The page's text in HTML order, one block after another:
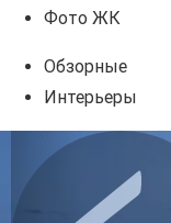
Фото ЖК
Обзорные
Интерьеры